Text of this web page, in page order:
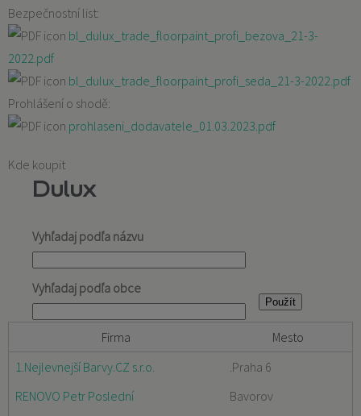
Bezpečnostní list:
bl_dulux_trade_floorpaint_profi_bezova_21-3-
2022.pdf
bl_dulux_trade_floorpaint_profi_seda_21-3-2022.pdf
Prohlášení o shodě:
prohlaseni_dodavatele_01.03.2023.pdf
Kde koupit
Dulux
Vyhľadaj podľa názvu
Vyhľadaj podľa obce
Firma
Mesto
1.Nejlevnejší Barvy.CZ s.r.o.
.Praha 6
RENOVO Petr Poslední
Bavorov